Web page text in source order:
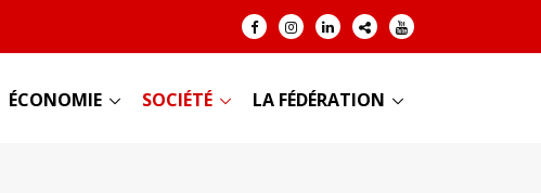
ÉCONOMIE SOCIÉTÉ LA FÉDÉRATION